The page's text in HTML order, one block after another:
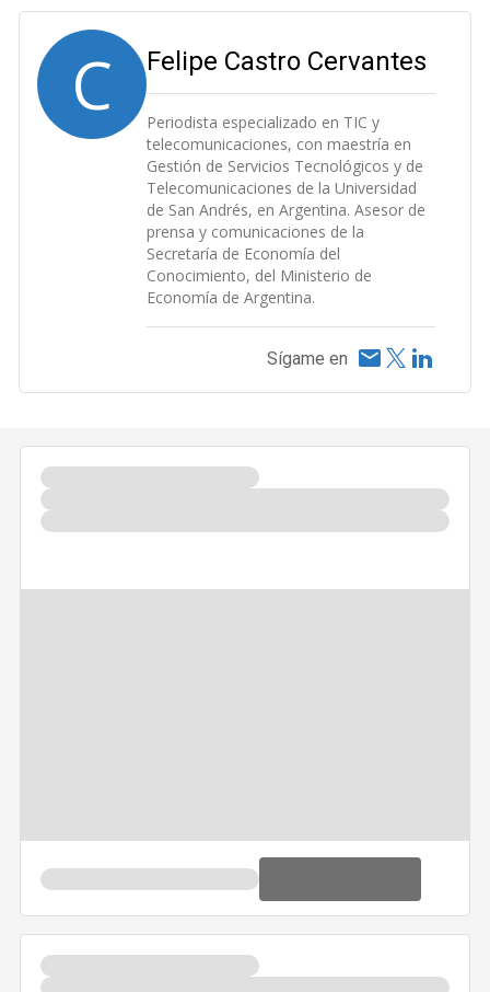
C Felipe Castro Cervantes
Periodista especializado en TIC y
telecomunicaciones, con maestría en
Gestión de Servicios Tecnológicos y de
Telecomunicaciones de la Universidad
de San Andrés, en Argentina. Asesor de
prensa y comunicaciones de la
Secretaría de Economía del
Conocimiento, del Ministerio de
Economía de Argentina.
Sígame en